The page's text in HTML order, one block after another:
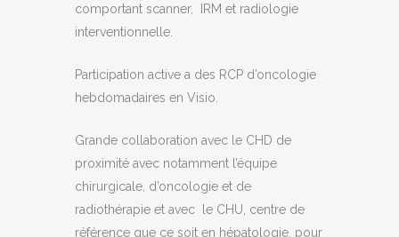
comportant scanner, IRM et radiologie
interventionnelle.
Participation active a des RCP d’oncologie
hebdomadaires en Visio.
Grande collaboration avec le CHD de
proximité avec notamment l’équipe
chirurgicale, d’oncologie et de
radiothérapie et avec le CHU, centre de
référence que ce soit en hépatologie, pour